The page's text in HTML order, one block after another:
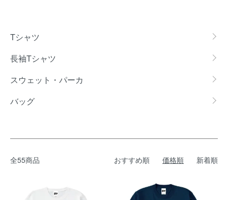
Tシャツ
長袖Tシャツ
スウェット・パーカ
バッグ
全55商品 おすすめ順 価格順 新着順